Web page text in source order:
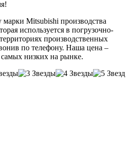
Mitsubishi производства
используется в погрузочно-
производственных
по телефону. Наша цена –
самых низких на рынке.